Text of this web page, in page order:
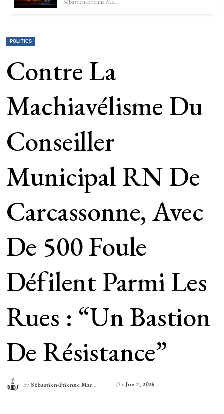
POLITICS
Contre La
Machiavélisme Du
Conseiller
Municipal RN De
Carcassonne, Avec
De 500 Foule
Défilent Parmi Les
Rues : “Un Bastion
De Résistance”
By Sébastien-Étienne Marechal On Jun 7, 2026